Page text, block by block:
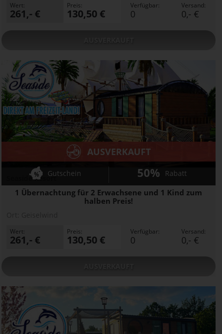
Wert:
261,- €
Preis:
130,50 €
Verfügbar:
0
Versand:
0,- €
Seaside Resort
1 Übernachtung für 2 Erwachsene und 1 Kind zum
halben Preis!
AUSVERKAUFT
Gutschein 50% Rabatt
Wert:
261,- €
Preis:
130,50 €
Verfügbar:
0
Versand:
0,- €